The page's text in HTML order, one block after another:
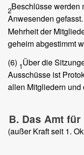
2Beschlüsse werden
Anwesenden gefasst.
Mehrheit der
geheim abgestimmt
(6) 1Über die
Ausschüsse ist
allen Mitgliedern
B. Das Amt
(außer Kraft seit 1.